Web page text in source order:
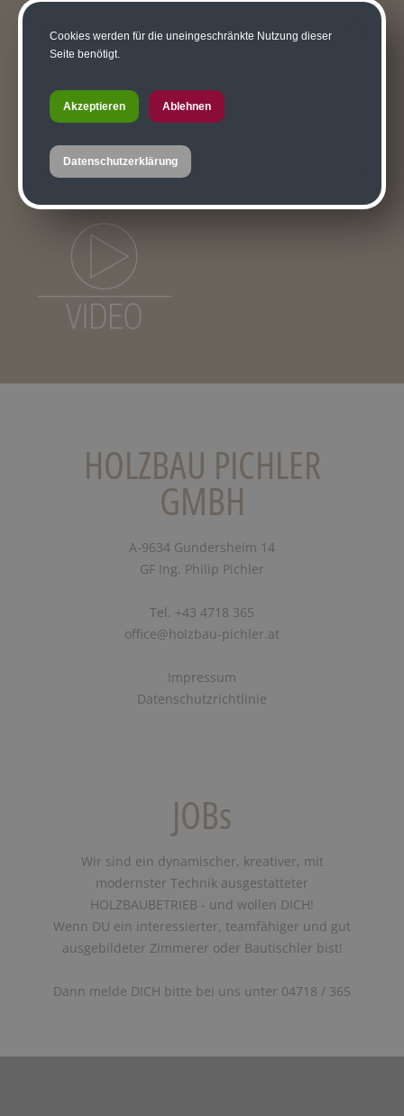
HOLZBAU PICHLER
GMBH
A-9634 Gundersheim 14
GF Ing. Philip Pichler
Tel. +43 4718 365
office@holzbau-pichler.at
Impressum
Datenschutzrichtlinie
JOBs
Wir sind ein dynamischer, kreativer, mit
modernster Technik ausgestatteter
HOLZBAUBETRIEB - und wollen DICH!
Wenn DU ein interessierter, teamfähiger und gut
ausgebildeter Zimmerer oder Bautischler bist!
Dann melde DICH bitte bei uns unter 04718 / 365
Cookies werden für die uneingeschränkte Nutzung dieser
Seite benötigt.
Akzeptieren Ablehnen
Datenschutzerklärung